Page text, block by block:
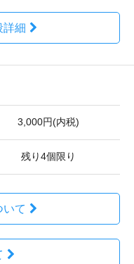
詳細
3,000円(内税)
残り4個限り
いて